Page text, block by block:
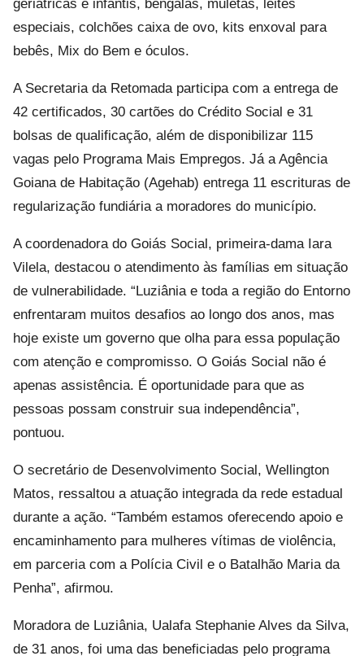
geriátricas e infantis, bengalas, muletas, leites
especiais, colchões caixa de ovo, kits enxoval para
bebês, Mix do Bem e óculos.
A Secretaria da Retomada participa com a entrega de
42 certificados, 30 cartões do Crédito Social e 31
bolsas de qualificação, além de disponibilizar 115
vagas pelo Programa Mais Empregos. Já a Agência
Goiana de Habitação (Agehab) entrega 11 escrituras de
regularização fundiária a moradores do município.
A coordenadora do Goiás Social, primeira-dama Iara
Vilela, destacou o atendimento às famílias em situação
de vulnerabilidade. “Luziânia e toda a região do Entorno
enfrentaram muitos desafios ao longo dos anos, mas
hoje existe um governo que olha para essa população
com atenção e compromisso. O Goiás Social não é
apenas assistência. É oportunidade para que as
pessoas possam construir sua independência”,
pontuou.
O secretário de Desenvolvimento Social, Wellington
Matos, ressaltou a atuação integrada da rede estadual
durante a ação. “Também estamos oferecendo apoio e
encaminhamento para mulheres vítimas de violência,
em parceria com a Polícia Civil e o Batalhão Maria da
Penha”, afirmou.
Moradora de Luziânia, Ualafa Stephanie Alves da Silva,
de 31 anos, foi uma das beneficiadas pelo programa